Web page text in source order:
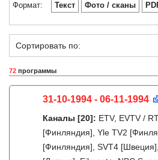
Формат: Текст Фото / сканы
Сортировать по:
72 программы
31-10-1994 - 06-11-1994
Каналы [20]: ETV, EVTV /
[Финляндия], Yle TV2
[Финляндия], SVT4